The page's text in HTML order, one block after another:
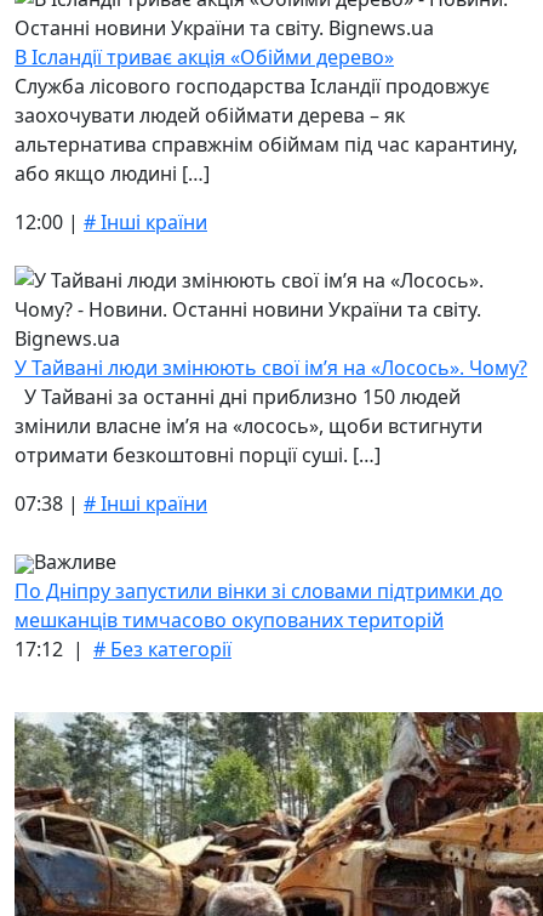
В Ісландії триває акція «Обійми дерево»
Служба лісового господарства Ісландії продовжує
заохочувати людей обіймати дерева – як
альтернатива справжнім обіймам під час карантину,
або якщо людині […]
12:00 | # Інші країни
У Тайвані люди змінюють свої ім’я на «Лосось». Чому?
У Тайвані за останні дні приблизно 150 людей
змінили власне ім’я на «лосось», щоби встигнути
отримати безкоштовні порції суші. […]
07:38 | # Інші країни
Важливе
По Дніпру запустили вінки зі словами підтримки до
мешканців тимчасово окупованих територій
17:12 | # Без категорії